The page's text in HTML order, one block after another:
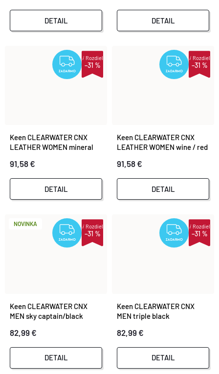
DETAIL DETAIL
ZADARMO
ZADARMO
–31 %
iRozdiel
Keen CLEARWATER CNX
LEATHER WOMEN mineral
91,58 €
DETAIL
ZADARMO
–31 %
iRozdiel
Keen CLEARWATER CNX
LEATHER WOMEN wine / red
91,58 €
DETAIL
NOVINKA ZADARMO
ZADARMO
–31 %
iRozdiel
Keen CLEARWATER CNX
MEN sky captain/black
82,99 €
DETAIL
ZADARMO
–31 %
iRozdiel
Keen CLEARWATER CNX
MEN triple black
82,99 €
DETAIL